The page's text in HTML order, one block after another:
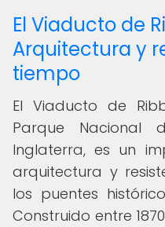
El Viaducto de
Arquitectura y
tiempo
El Viaducto de
Parque Nacional
Inglaterra, es un
arquitectura y
los puentes
Construido entre